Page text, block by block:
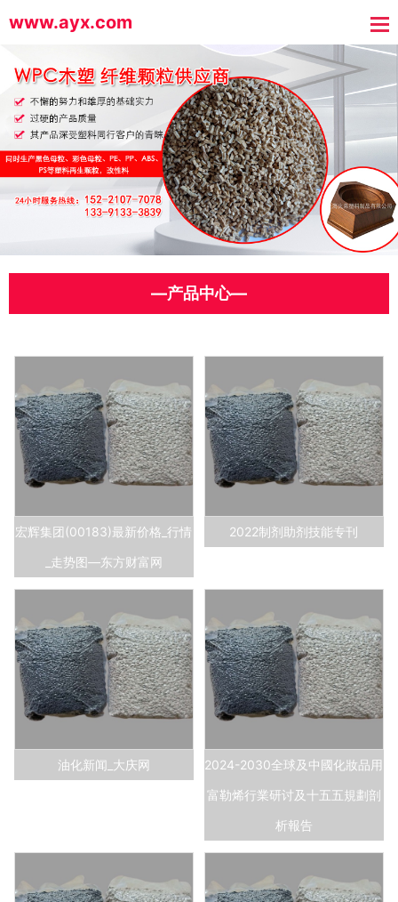
www.ayx.com
—产品中心—
宏辉集团(00183)最新价格_行情
_走势图—东方财富网
2022制剂助剂技能专刊
油化新闻_大庆网
2024-2030全球及中國化妝品用
富勒烯行業研讨及十五五規劃剖
析報告